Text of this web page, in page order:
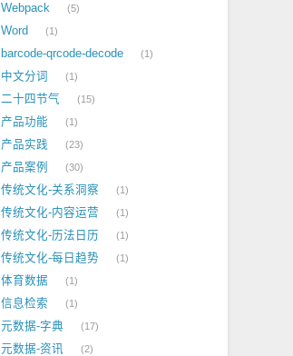
Webpack 5
Word 1
barcode-qrcode-decode 1
中文分词 1
二十四节气 15
产品功能 1
产品实践 23
产品案例 30
传统文化-关系洞察 1
传统文化-内容运营 1
传统文化-历法日历 1
传统文化-每日趋势 1
体育数据 1
信息检索 1
元数据-字典 17
元数据-资讯 2